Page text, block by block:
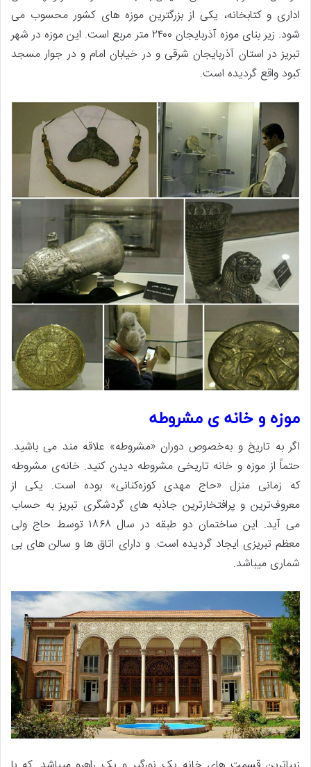
اداری و کتابخانه، یکی از بزرگترین موزه های کشور محسوب می
شود. زیر بنای موزه آذربایجان ۲۴۰۰ متر مربع است. این موزه در شهر
تبریز در استان آذربایجان شرقی و در خیابان امام و در جوار مسجد
کبود واقع گردیده است.
موزه و خانه ی مشروطه
اگر به تاریخ و به‌خصوص دوران «مشروطه» علاقه مند می باشید.
حتماً از موزه‌ و خانه‌ تاریخی مشروطه دیدن کنید. خانه‌ی مشروطه
که زمانی منزل «حاج مهدی کوزه‌کنانی» بوده است. یکی از
معروف‌ترین و پرافتخارترین جاذبه های گردشگری تبریز به حساب
می آید. این ساختمان دو طبقه در سال ۱۸۶۸ توسط حاج ولی
معظم تبریزی ایجاد گردیده است. و دارای اتاق ها و سالن های بی
شماری میباشد.